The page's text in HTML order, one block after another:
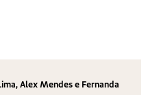
Alex Mendes e Fernanda